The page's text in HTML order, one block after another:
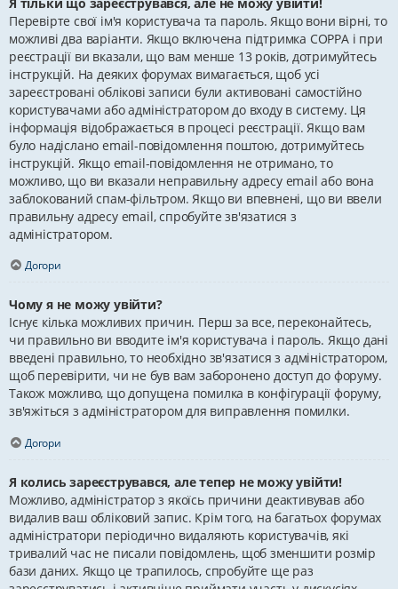
Перевірте свої ім'я користувача та пароль. Якщо вони вірні, то
можливі два варіанти. Якщо включена підтримка COPPA і при
реєстрації ви вказали, що вам менше 13 років, дотримуйтесь
інструкцій. На деяких форумах вимагається, щоб усі
зареєстровані облікові записи були активовані самостійно
користувачами або адміністратором до входу в систему. Ця
інформація відображається в процесі реєстрації. Якщо вам
було надіслано email-повідомлення поштою, дотримуйтесь
інструкцій. Якщо email-повідомлення не отримано, то
можливо, що ви вказали неправильну адресу email або вона
заблокований спам-фільтром. Якщо ви впевнені, що ви ввели
правильну адресу email, спробуйте зв'язатися з
адміністратором.
Догори
Чому я не можу увійти?
Існує кілька можливих причин. Перш за все, переконайтесь,
чи правильно ви вводите ім'я користувача і пароль. Якщо дані
введені правильно, то необхідно зв'язатися з адміністратором,
щоб перевірити, чи не був вам заборонено доступ до форуму.
Також можливо, що допущена помилка в конфігурації форуму,
зв'яжіться з адміністратором для виправлення помилки.
Догори
Я колись зареєструвався, але тепер не можу увійти!
Можливо, адміністратор з якоїсь причини деактивував або
видалив ваш обліковий запис. Крім того, на багатьох форумах
адміністратори періодично видаляють користувачів, які
тривалий час не писали повідомлень, щоб зменшити розмір
бази даних. Якщо це трапилось, спробуйте ще раз